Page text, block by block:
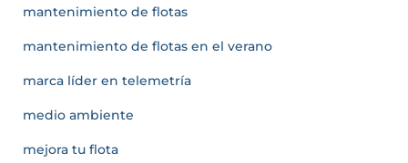
mantenimiento de flotas
mantenimiento de flotas en el verano
marca líder en telemetría
medio ambiente
mejora tu flota